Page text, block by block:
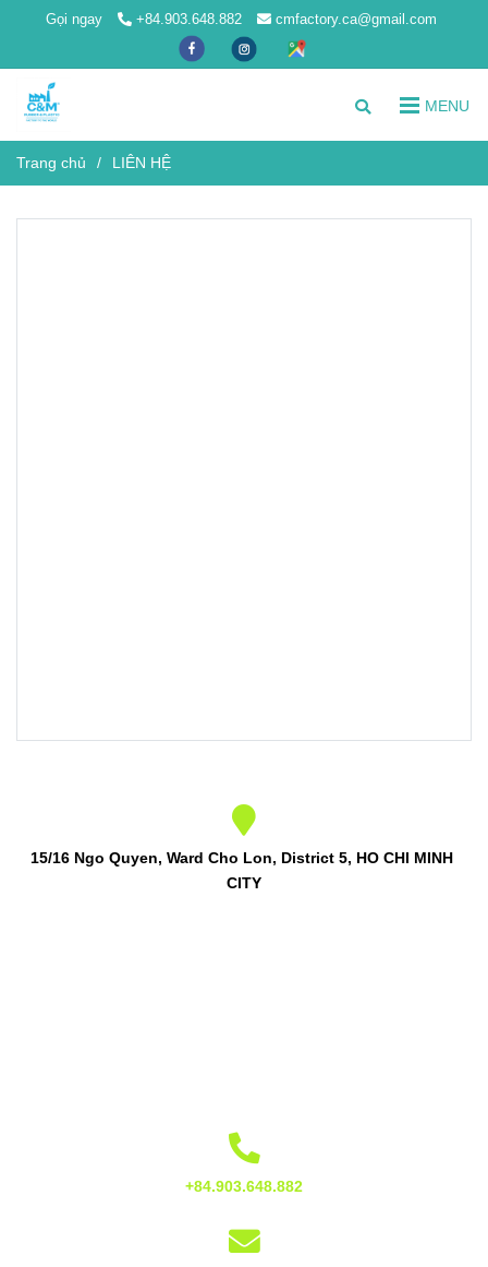
Gọi ngay +84.903.648.882 cmfactory.ca@gmail.com
MENU
Trang chủ / LIÊN HỆ
15/16 Ngo Quyen, Ward Cho Lon, District 5, HO CHI MINH
CITY
+84.903.648.882